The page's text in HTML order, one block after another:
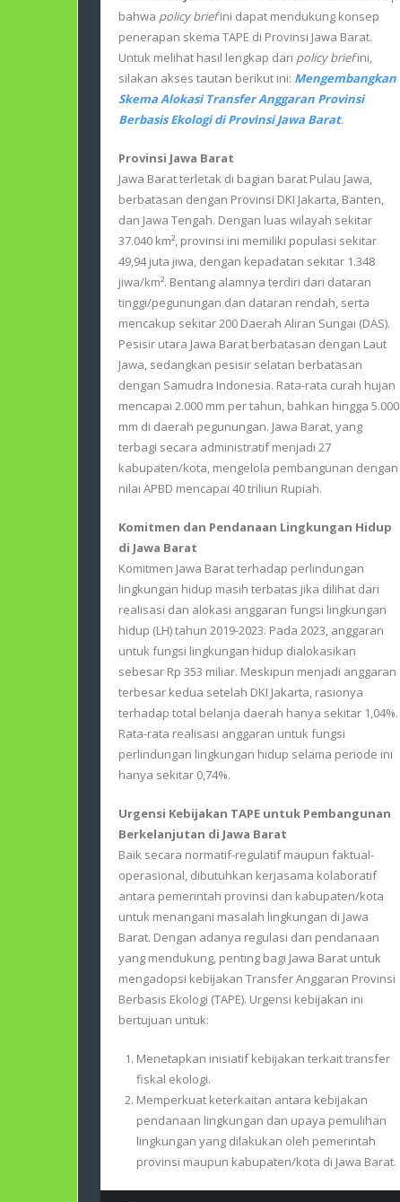
bahwa policy briefini dapat mendukung konsep
penerapan skema TAPE di Provinsi Jawa Barat.
Untuk melihat hasil lengkap dari policy briefini,
silakan akses tautan berikut ini: Mengembangkan
Skema Alokasi Transfer Anggaran Provinsi
Berbasis Ekologi di Provinsi Jawa Barat.
Provinsi Jawa Barat
Jawa Barat terletak di bagian barat Pulau Jawa,
berbatasan dengan Provinsi DKI Jakarta, Banten,
dan Jawa Tengah. Dengan luas wilayah sekitar
37.040 km², provinsi ini memiliki populasi sekitar
49,94 juta jiwa, dengan kepadatan sekitar 1.348
jiwa/km². Bentang alamnya terdiri dari dataran
tinggi/pegunungan dan dataran rendah, serta
mencakup sekitar 200 Daerah Aliran Sungai (DAS).
Pesisir utara Jawa Barat berbatasan dengan Laut
Jawa, sedangkan pesisir selatan berbatasan
dengan Samudra Indonesia. Rata-rata curah hujan
mencapai 2.000 mm per tahun, bahkan hingga 5.000
mm di daerah pegunungan. Jawa Barat, yang
terbagi secara administratif menjadi 27
kabupaten/kota, mengelola pembangunan dengan
nilai APBD mencapai 40 triliun Rupiah.
Komitmen dan Pendanaan Lingkungan Hidup
di Jawa Barat
Komitmen Jawa Barat terhadap perlindungan
lingkungan hidup masih terbatas jika dilihat dari
realisasi dan alokasi anggaran fungsi lingkungan
hidup (LH) tahun 2019-2023. Pada 2023, anggaran
untuk fungsi lingkungan hidup dialokasikan
sebesar Rp 353 miliar. Meskipun menjadi anggaran
terbesar kedua setelah DKI Jakarta, rasionya
terhadap total belanja daerah hanya sekitar 1,04%.
Rata-rata realisasi anggaran untuk fungsi
perlindungan lingkungan hidup selama periode ini
hanya sekitar 0,74%.
Urgensi Kebijakan TAPE untuk Pembangunan
Berkelanjutan di Jawa Barat
Baik secara normatif-regulatif maupun faktual-
operasional, dibutuhkan kerjasama kolaboratif
antara pemerintah provinsi dan kabupaten/kota
untuk menangani masalah lingkungan di Jawa
Barat. Dengan adanya regulasi dan pendanaan
yang mendukung, penting bagi Jawa Barat untuk
mengadopsi kebijakan Transfer Anggaran Provinsi
Berbasis Ekologi (TAPE). Urgensi kebijakan ini
bertujuan untuk:
Menetapkan inisiatif kebijakan terkait transfer
fiskal ekologi.
Memperkuat keterkaitan antara kebijakan
pendanaan lingkungan dan upaya pemulihan
lingkungan yang dilakukan oleh pemerintah
provinsi maupun kabupaten/kota di Jawa Barat.